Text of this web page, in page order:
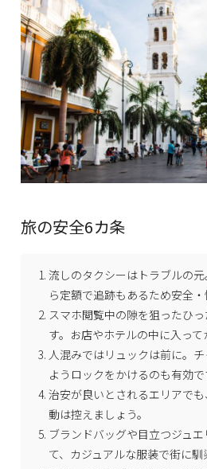
旅の安全6カ条
流しのタクシーはトラブルの
ら定額で追跡もあるため安全・
スマホ閲覧中の隙を狙ったひ
す。お店やホテルの中に入って
人混みではリュックは前に。
ようロックをかけるのも有効で
治安が良いとされるエリアで
動は控えましょう。
ブランドバッグや目立つジュ
て、カジュアルな服装で街に馴